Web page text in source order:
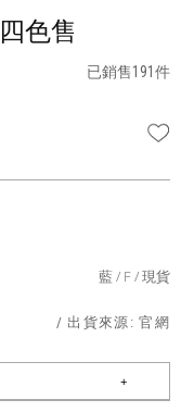
色售
已銷售191件
藍 F 現貨
/ 出貨來源:官網